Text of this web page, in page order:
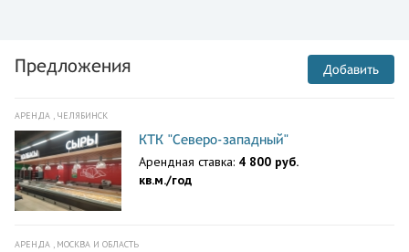
Предложения Добавить
АРЕНДА , ЧЕЛЯБИНСК
КТК "Северо-западный"
Арендная ставка: 4 800 руб.
кв.м./год
АРЕНДА , МОСКВА И ОБЛАСТЬ